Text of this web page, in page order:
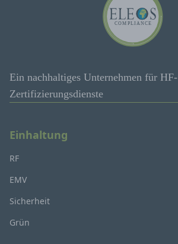
Ein nachhaltiges Unternehmen für HF-
Zertifizierungsdienste
Einhaltung
RF
EMV
Sicherheit
Grün